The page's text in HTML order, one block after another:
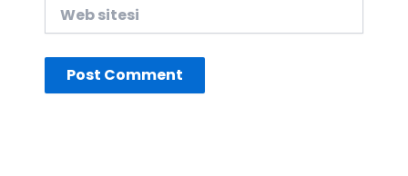
sitesi